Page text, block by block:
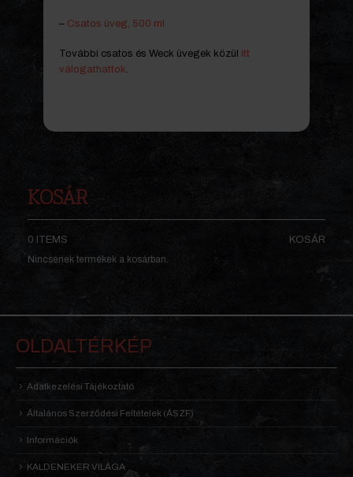
– Csatos üveg, 500 ml
További csatos és Weck üvegek közül itt
válogathattok.
KOSÁR
0 ITEMS
KOSÁR
Nincsenek termékek a kosárban.
OLDALTÉRKÉP
Adatkezelési Tájékoztató
Általános Szerződési Feltételek (ÁSZF)
Információk
KALDENEKER VILÁGA